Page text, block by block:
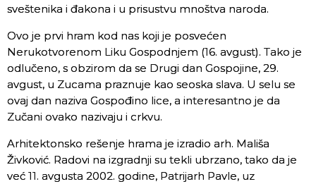
sveštenika i đakona i u prisustvu mnoštva naroda.
Ovo je prvi hram kod nas koji je posvećen
Nerukotvorenom Liku Gospodnjem (16. avgust). Tako je
odlučeno, s obzirom da se Drugi dan Gospojine, 29.
avgust, u Zucama praznuje kao seoska slava. U selu se
ovaj dan naziva Gospođino lice, a interesantno je da
Zučani ovako nazivaju i crkvu.
Arhitektonsko rešenje hrama je izradio arh. Mališa
Živković. Radovi na izgradnji su tekli ubrzano, tako da je
već 11. avgusta 2002. godine, Patrijarh Pavle, uz